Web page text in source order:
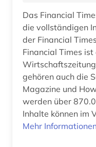
kultur (3)
kärnten (1)
köln (2)
Das Financial
die vollständigen
der Financial
Financial Times
gehören auch die
Magazine und
werden über
Inhalte können im
Mehr